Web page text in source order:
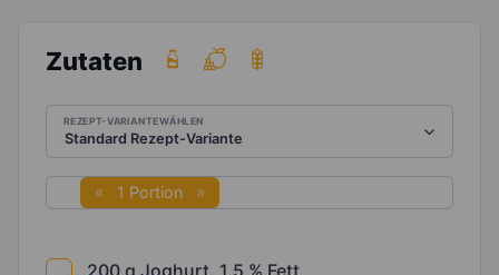
Zutaten
REZEPT-VARIANTE WÄHLEN
1 Portion